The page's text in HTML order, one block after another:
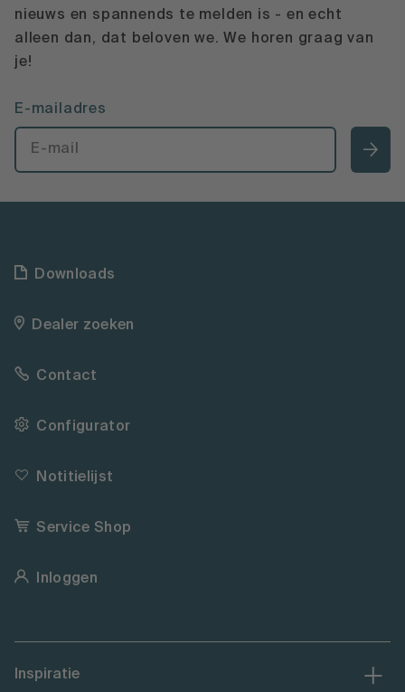
nieuws en spannends te melden is - en echt
alleen dan, dat beloven we. We horen graag van
je!
E-mailadres
Downloads
Dealer zoeken
Contact
Configurator
Notitielijst
Service Shop
Inloggen
Inspiratie